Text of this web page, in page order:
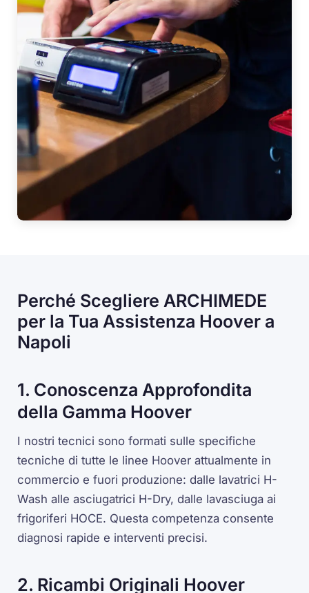
Perché Scegliere ARCHIMEDE
per la Tua Assistenza Hoover a
Napoli
1. Conoscenza Approfondita
della Gamma Hoover
I nostri tecnici sono formati sulle specifiche
tecniche di tutte le linee Hoover attualmente in
commercio e fuori produzione: dalle lavatrici H-
Wash alle asciugatrici H-Dry, dalle lavasciuga ai
frigoriferi HOCE. Questa competenza consente
diagnosi rapide e interventi precisi.
2. Ricambi Originali Hoover